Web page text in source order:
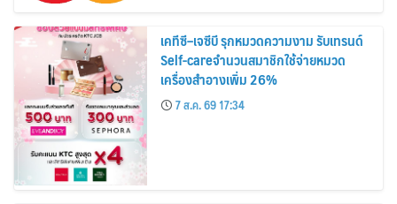
เคทีซี–เจซีบี รุกหมวดความงาม รับเทรนด์
Self-careจำนวนสมาชิกใช้จ่ายหมวด
เครื่องสำอางเพิ่ม 26%
7 ส.ค. 69 17:34